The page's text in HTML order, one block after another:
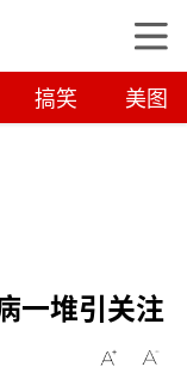
搞笑 美图
一堆引关注